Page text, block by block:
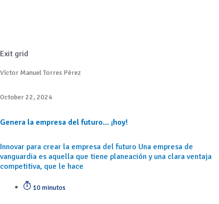
Exit grid
Víctor Manuel Torres Pérez
October 22, 2024
Genera la empresa del futuro… ¡hoy!
Innovar para crear la empresa del futuro Una empresa de
vanguardia es aquella que tiene planeación y una clara ventaja
competitiva, que le hace
10 minutos